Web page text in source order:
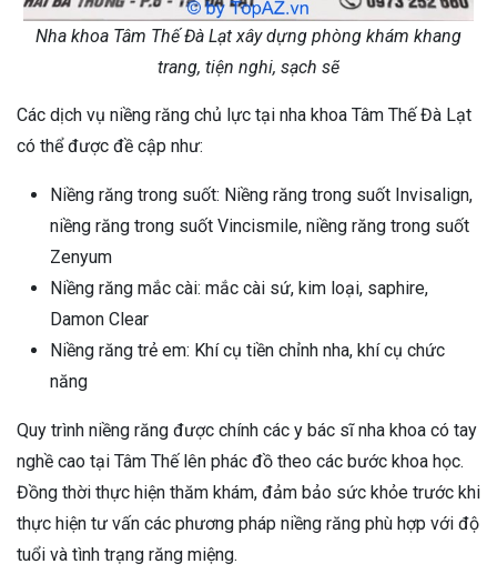
Nha khoa Tâm Thế Đà Lạt xây dựng phòng khám khang
trang, tiện nghi, sạch sẽ
Các dịch vụ niềng răng chủ lực tại nha khoa Tâm Thế Đà Lạt
có thể được đề cập như:
Niềng răng trong suốt: Niềng răng trong suốt Invisalign,
niềng răng trong suốt Vincismile, niềng răng trong suốt
Zenyum
Niềng răng mắc cài: mắc cài sứ, kim loại, saphire,
Damon Clear
Niềng răng trẻ em: Khí cụ tiền chỉnh nha, khí cụ chức
năng
Quy trình niềng răng được chính các y bác sĩ nha khoa có tay
nghề cao tại Tâm Thế lên phác đồ theo các bước khoa học.
Đồng thời thực hiện thăm khám, đảm bảo sức khỏe trước khi
thực hiện tư vấn các phương pháp niềng răng phù hợp với độ
tuổi và tình trạng răng miệng.